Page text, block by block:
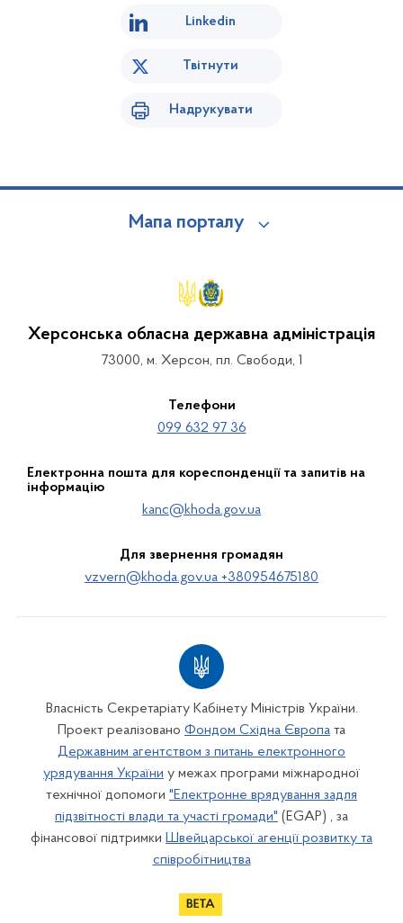
Linkedin
Твітнути
Надрукувати
Мапа порталу
Херсонська обласна державна адміністрація
73000, м. Херсон, пл. Свободи, 1
Телефони
099 632 97 36
Електронна пошта для кореспонденції та запитів на
інформацію
kanc@khoda.gov.ua
Для звернення громадян
vzvern@khoda.gov.ua +380954675180
Власність Секретаріату Кабінету Міністрів України.
Проект реалізовано Фондом Східна Європа та
Державним агентством з питань електронного
урядування України у межах програми міжнародної
технічної допомоги "Електронне врядування задля
підзвітності влади та участі громади" (EGAP) , за
фінансової підтримки Швейцарської агенції розвитку та
співробітництва